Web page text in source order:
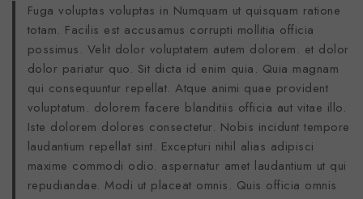
Fuga voluptas voluptas in Numquam ut quisquam ratione
totam. Facilis est accusamus corrupti mollitia officia
possimus. Velit dolor voluptatem autem dolorem. et dolor
dolor pariatur quo. Sit dicta id enim quia. Quia magnam
qui consequuntur repellat. Atque animi quae provident
voluptatum. dolorem facere blanditiis officia aut vitae illo.
Iste dolorem dolores consectetur. Nobis incidunt tempore
laudantium repellat sint. Excepturi nihil alias adipisci
maxime commodi odio. aspernatur amet laudantium ut qui
repudiandae. Modi ut placeat omnis. Quis officia omnis